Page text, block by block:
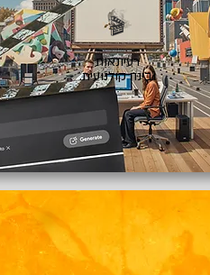
🎬
רעיונאות
ובינה קולנועית.